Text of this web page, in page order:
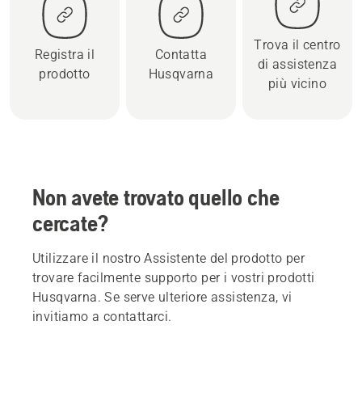
Registra il
prodotto
Contatta
Husqvarna
Trova il centro
di assistenza
più vicino
Non avete trovato quello che
cercate?
Utilizzare il nostro Assistente del prodotto per
trovare facilmente supporto per i vostri prodotti
Husqvarna. Se serve ulteriore assistenza, vi
invitiamo a contattarci.